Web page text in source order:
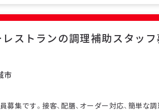
レストランの調理補助スタッ
市
募集です。接客、配膳、オーダー対応、簡単な